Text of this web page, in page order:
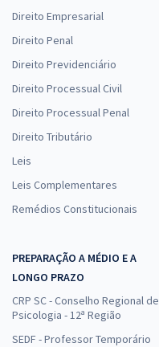
Direito Empresarial
Direito Penal
Direito Previdenciário
Direito Processual Civil
Direito Processual Penal
Direito Tributário
Leis
Leis Complementares
Remédios Constitucionais
PREPARAÇÃO A MÉDIO E A
LONGO PRAZO
CRP SC - Conselho Regional de
Psicologia - 12ª Região
SEDF - Professor Temporário